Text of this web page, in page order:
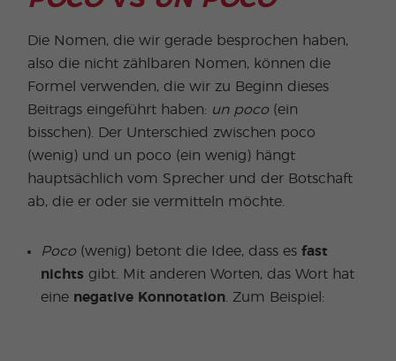
Die Nomen, die wir gerade besprochen haben,
also die nicht zählbaren Nomen, können die
Formel verwenden, die wir zu Beginn dieses
Beitrags eingeführt haben: un poco (ein
bisschen). Der Unterschied zwischen poco
(wenig) und un poco (ein wenig) hängt
hauptsächlich vom Sprecher und der Botschaft
ab, die er oder sie vermitteln möchte.
Poco (wenig) betont die Idee, dass esfast
nichts gibt. Mit anderen Worten, das Wort hat
eine negative Konnotation . Zum Beispiel: